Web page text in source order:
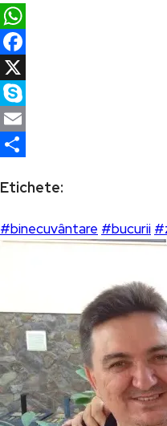
WhatsApp
Facebook
X
Skype
Email
Etichete:
#binecuvântare #bucurii